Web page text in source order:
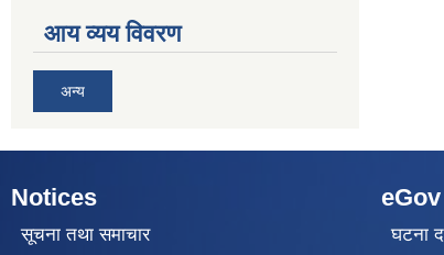
आय व्यय विवरण
अन्य
Notices
सूचना तथा समाचार
घटना